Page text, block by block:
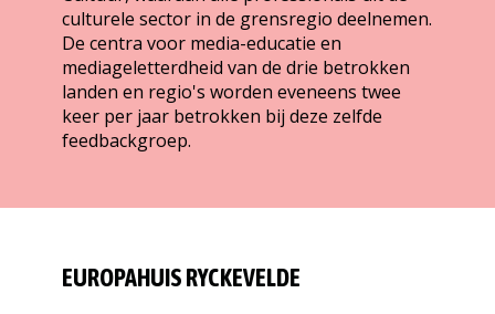
culturele sector in de grensregio deelnemen.
De centra voor media-educatie en
mediageletterdheid van de drie betrokken
landen en regio's worden eveneens twee
keer per jaar betrokken bij deze zelfde
feedbackgroep.
EUROPAHUIS RYCKEVELDE